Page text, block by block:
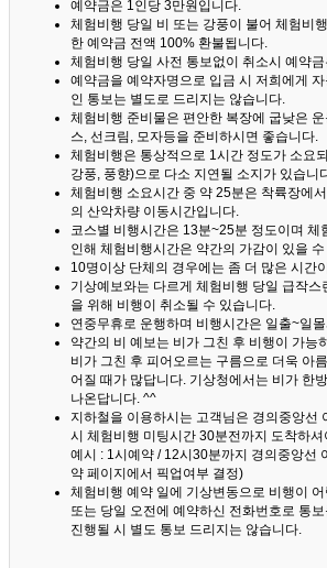
예약금은 1인당 3만원입니다.
체험비행 당일 비 또는 강풍이 불어 체험비
한 예약금 전액 100% 환불됩니다.
체험비행 당일 사전 통보없이 취소시 예약
예약금을 예약자명으로 입금 시 저희에게
인 통보는 별도로 드리지는 않습니다.
체험비행 준비물은 편안한 복장에 굽낮은
스, 선크림, 모자등을 준비하시면 좋습니다.
체험비행은 통상적으로 1시간 정도가 소요
강풍, 풍향)으로 다소 지연될 소지가 있습니
체험비행 소요시간 중 약 25분은 착륙장에
의 산악차량 이동시간입니다.
코스별 비행시간은 13분~25분 정도이며 체
인해 체험비행시간은 약간의 가감이 있을
10명이상 단체의 경우에는 좀 더 많은 시간
기상예보와는 다르게 체험비행 당일 급작스
을 위해 비행이 취소될 수 있습니다.
연중무휴로 운행하며 비행시간은 일출~일
약간의 비 예보는 비가 그친 후 비행이 가능
비가 그친 후 피어오르는 구름으로 더욱 아
어질 때가 많답니다. 기상청에서는 비가 한
나온답니다. ^^
지하철을 이용하시는 고객님은 경의중앙선
시 체험비행 미팅시간 30분전까지 도착하셔
예시 : 1시예약 / 12시30분까지 경의중앙선
약 페이지에서 픽업여부 결정)
체험비행 예약 일에 기상변동으로 비행이
또는 당일 오전에 예약하신 전화번호로 통
진행될 시 별도 통보 드리지는 않습니다.